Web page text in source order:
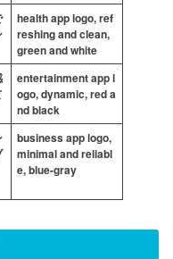
health app logo, ref
reshing and clean,
green and white
entertainment app l
ogo, dynamic, red a
nd black
business app logo,
minimal and reliabl
e, blue-gray